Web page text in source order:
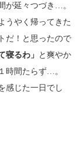
が延々つづき…。
うやく帰ってきた
だ！と思ったので
寝るわ」
と爽やか
時間たらず…。
感じた一日でし